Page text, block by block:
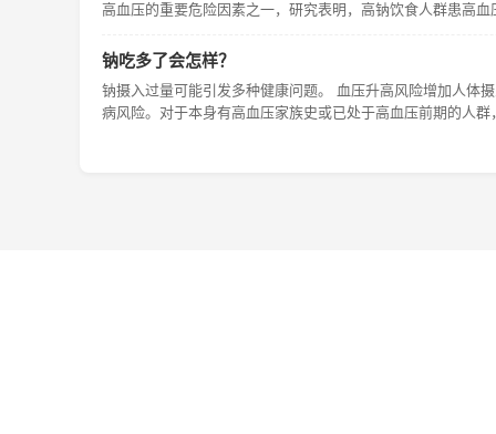
高血压的重要危险因素之一，研究表明，高钠饮食人群患高
钠吃多了会怎样？
钠摄入过量可能引发多种健康问题。 血压升高风险增加人体
病风险。对于本身有高血压家族史或已处于高血压前期的人